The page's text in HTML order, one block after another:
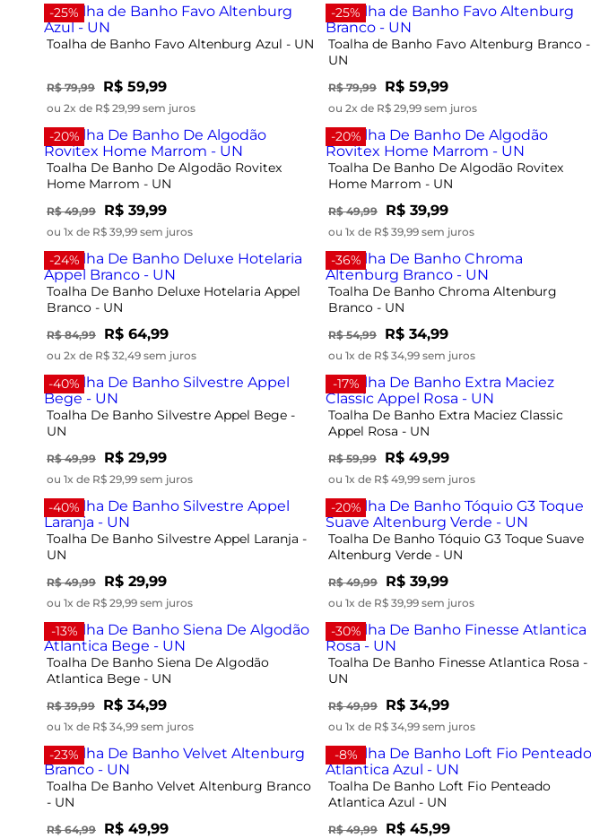
-25%
Toalha de Banho Favo Altenburg Azul - UN
R$ 79,99 R$ 59,99
ou 2x de R$ 29,99 sem juros
-25%
Toalha de Banho Favo Altenburg Branco -
UN
R$ 79,99 R$ 59,99
ou 2x de R$ 29,99 sem juros
-20%
Toalha De Banho De Algodão Rovitex
Home Marrom - UN
R$ 49,99 R$ 39,99
ou 1x de R$ 39,99 sem juros
-20%
Toalha De Banho De Algodão Rovitex
Home Marrom - UN
R$ 49,99 R$ 39,99
ou 1x de R$ 39,99 sem juros
-24%
Toalha De Banho Deluxe Hotelaria Appel
Branco - UN
R$ 84,99 R$ 64,99
ou 2x de R$ 32,49 sem juros
-36%
Toalha De Banho Chroma Altenburg
Branco - UN
R$ 54,99 R$ 34,99
ou 1x de R$ 34,99 sem juros
-40%
Toalha De Banho Silvestre Appel Bege -
UN
R$ 49,99 R$ 29,99
ou 1x de R$ 29,99 sem juros
-17%
Toalha De Banho Extra Maciez Classic
Appel Rosa - UN
R$ 59,99 R$ 49,99
ou 1x de R$ 49,99 sem juros
-40%
Toalha De Banho Silvestre Appel Laranja -
UN
R$ 49,99 R$ 29,99
ou 1x de R$ 29,99 sem juros
-20%
Toalha De Banho Tóquio G3 Toque Suave
Altenburg Verde - UN
R$ 49,99 R$ 39,99
ou 1x de R$ 39,99 sem juros
-13%
Toalha De Banho Siena De Algodão
Atlantica Bege - UN
R$ 39,99 R$ 34,99
ou 1x de R$ 34,99 sem juros
-30%
Toalha De Banho Finesse Atlantica Rosa -
UN
R$ 49,99 R$ 34,99
ou 1x de R$ 34,99 sem juros
-23%
Toalha De Banho Velvet Altenburg Branco
- UN
R$ 64,99 R$ 49,99
-8%
Toalha De Banho Loft Fio Penteado
Atlantica Azul - UN
R$ 49,99 R$ 45,99